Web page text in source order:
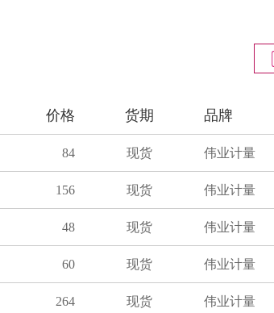
价格 货期 品牌
84 现货 伟业计量
156 现货 伟业计量
48 现货 伟业计量
60 现货 伟业计量
264 现货 伟业计量